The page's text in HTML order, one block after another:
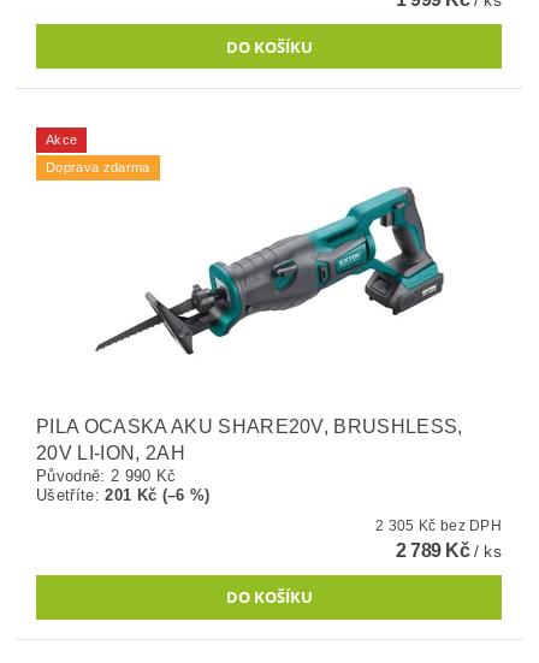
Akce
Doprava zdarma
PILA OCASKA AKU SHARE20V, BRUSHLESS,
20V LI-ION, 2AH
Původně: 2 990 Kč
Ušetříte:201 Kč (–6 %)
2 305 Kč bez DPH
2 789 Kč/ ks